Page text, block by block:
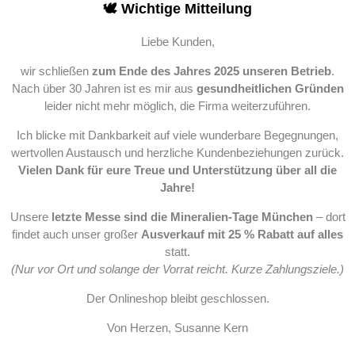
🕊️ Wichtige Mitteilung
Liebe Kunden,
wir schließen zum Ende des Jahres 2025 unseren Betrieb.
Nach über 30 Jahren ist es mir aus gesundheitlichen Gründen
leider nicht mehr möglich, die Firma weiterzuführen.
Ich blicke mit Dankbarkeit auf viele wunderbare Begegnungen,
wertvollen Austausch und herzliche Kundenbeziehungen zurück.
Vielen Dank für eure Treue und Unterstützung über all die
Jahre!
Unsere letzte Messe sind die Mineralien-Tage München– dort
findet auch unser großer Ausverkauf mit 25 % Rabatt auf alles
statt.
(Nur vor Ort und solange der Vorrat reicht. Kurze Zahlungsziele.)
Der Onlineshop bleibt geschlossen.
Von Herzen, Susanne Kern